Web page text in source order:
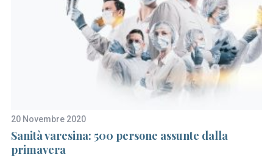
20 Novembre 2020
Sanità varesina: 500 persone assunte dalla
primavera